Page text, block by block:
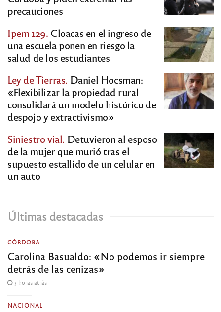
precauciones
Ipem 129. Cloacas en el ingreso de
una escuela ponen en riesgo la
salud de los estudiantes
Ley de Tierras. Daniel Hocsman:
«Flexibilizar la propiedad rural
consolidará un modelo histórico de
despojo y extractivismo»
Siniestro vial. Detuvieron al esposo
de la mujer que murió tras el
supuesto estallido de un celular en
un auto
Últimas destacadas
CÓRDOBA
Carolina Basualdo: «No podemos ir siempre
detrás de las cenizas»
3 horas atrás
NACIONAL